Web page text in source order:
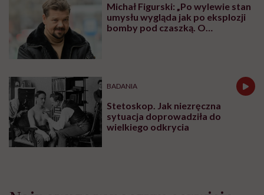
Michał Figurski: „Po wylewie stan
umysłu wygląda jak po eksplozji
bomby pod czaszką. O
BADANIA
Stetoskop. Jak niezręczna
sytuacja doprowadziła do
wielkiego odkrycia